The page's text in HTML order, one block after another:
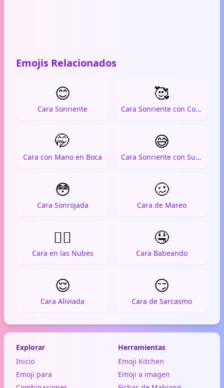
Emojis Relacionados
😊
Cara Sonriente
🥰
Cara Sonriente con Corazones
🤭
Cara con Mano en Boca
😅
Cara Sonriente con Sudor
😳
Cara Sonrojada
🥴
Cara de Mareo
😶‍🌫️
Cara en las Nubes
🤤
Cara Babeando
😌
Cara Aliviada
😏
Cara de Sarcasmo
Explorar
Inicio
Emoji para
Herramientas
Emoji Kitchen
Emoji a imagen